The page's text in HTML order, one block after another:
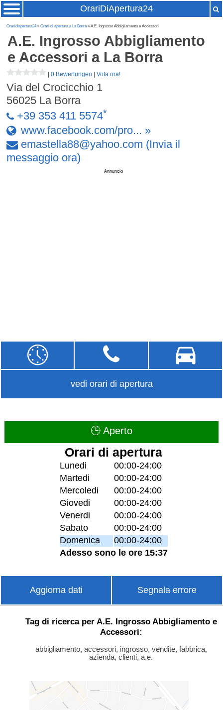
OrariDiApertura24
Oraridiapertura24»Orari di apertura a La Borra» A.E. Ingrosso Abbigliamento e Accessori
A.E. Ingrosso Abbigliamento
e Accessori a La Borra
|0 Bewertungen |Vota ora!
Via del Crocicchio 1
56025 La Borra
+39 353 411 5574*
www.facebook.com/pro... »
emastella88@yahoo.com (Invia il
messaggio ora)
Annuncio
vedi orari di apertura
🕒 Aperto
Orari di apertura
Lunedi
00:00-24:00
Martedi
00:00-24:00
Mercoledi
00:00-24:00
Giovedi
00:00-24:00
Venerdi
00:00-24:00
Sabato
00:00-24:00
Domenica
00:00-24:00
Adesso sono le ore 15:37
Aggiorna dati Segnala errore
Tag di ricerca per A.E. Ingrosso Abbigliamento e
Accessori:
abbigliamento, accessori, ingrosso, vendite, fabbrica,
azienda, clienti, a.e.